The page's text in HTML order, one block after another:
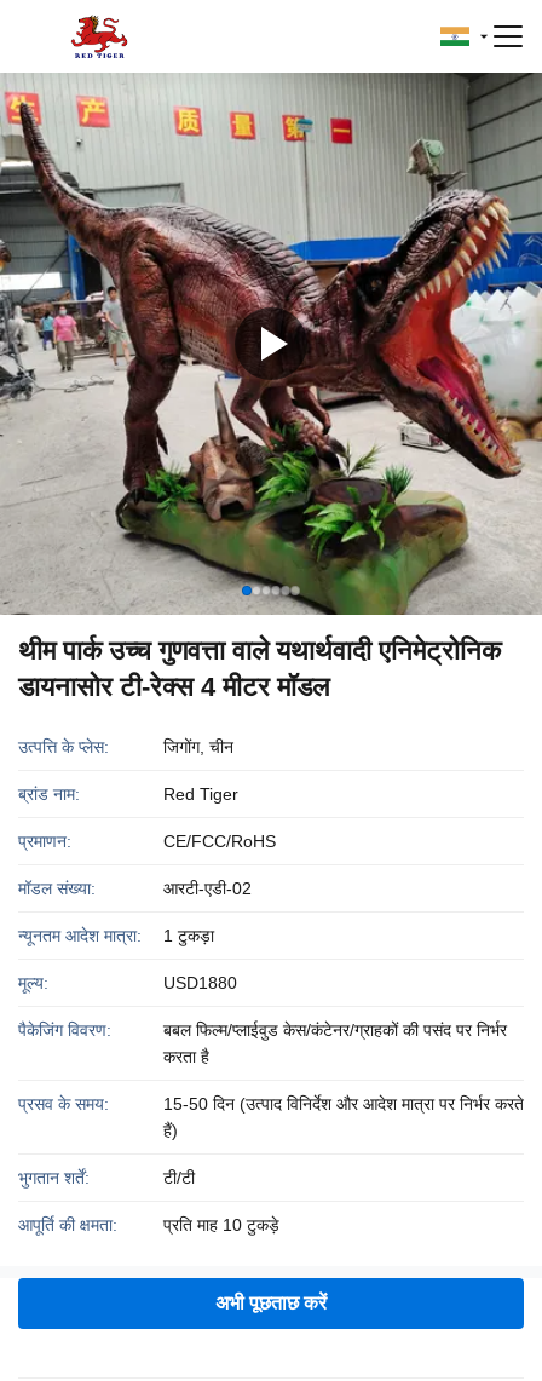
थीम पार्क उच्च गुणवत्ता वाले यथार्थवादी एनिमेट्रोनिक
डायनासोर टी-रेक्स 4 मीटर मॉडल
उत्पत्ति के प्लेस: जिगोंग, चीन
ब्रांड नाम: Red Tiger
प्रमाणन: CE/FCC/RoHS
मॉडल संख्या: आरटी-एडी-02
न्यूनतम आदेश मात्रा: 1 टुकड़ा
मूल्य: USD1880
पैकेजिंग विवरण:
बबल फिल्म/प्लाईवुड केस/कंटेनर/ग्राहकों की पसंद पर निर्भर
करता है
प्रसव के समय:
15-50 दिन (उत्पाद विनिर्देश और आदेश मात्रा पर निर्भर करते
हैं)
भुगतान शर्तें: टी/टी
आपूर्ति की क्षमता: प्रति माह 10 टुकड़े
अभी पूछताछ करें